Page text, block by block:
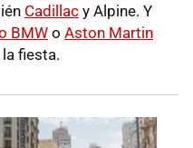
Cadillac y Alpine. Y
BMW o Aston Martin
fiesta.